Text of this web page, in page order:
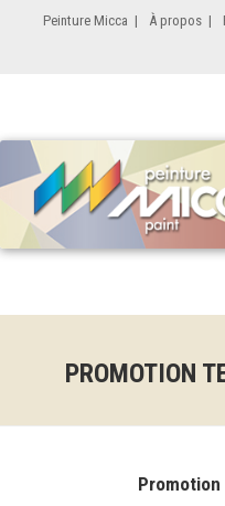
Peinture Micca | À propos |
PROMOTION